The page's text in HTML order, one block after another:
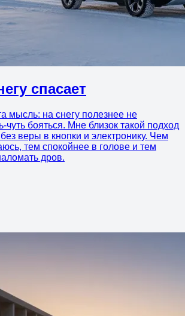
спасает
мысль: на снегу полезнее не
чуть бояться. Мне близок такой подход
веры в кнопки и электронику. Чем
тем спокойнее в голове и тем
дров.